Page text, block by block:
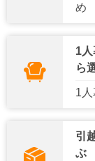
め
1
ら
1
引
ぶ